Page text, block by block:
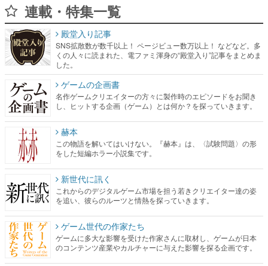
連載・特集一覧
殿堂入り記事
SNS拡散数が数千以上！ ページビュー数万以上！ などなど。多
くの人々に読まれた、電ファミ渾身の“殿堂入り”記事をまとめま
した。
ゲームの企画書
名作ゲームクリエイターの方々に製作時のエピソードをお聞き
し、ヒットする企画（ゲーム）とは何か？を探っていきます。
赫本
この物語を解いてはいけない。『赫本』は、〈試験問題〉の形
をした短編ホラー小説集です。
新世代に訊く
これからのデジタルゲーム市場を担う若きクリエイター達の姿
を追い、彼らのルーツと情熱を探っていきます。
ゲーム世代の作家たち
ゲームに多大な影響を受けた作家さんに取材し、ゲームが日本
のコンテンツ産業やカルチャーに与えた影響を探る企画です。